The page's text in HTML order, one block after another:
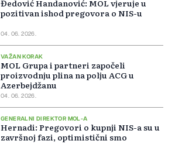
Đedović Handanović: MOL vjeruje u
pozitivan ishod pregovora o NIS-u
04. 06. 2026.
VAŽAN KORAK
MOL Grupa i partneri započeli
proizvodnju plina na polju ACG u
Azerbejdžanu
04. 06. 2026.
GENERALNI DIREKTOR MOL-A
Hernadi: Pregovori o kupnji NIS-a su u
završnoj fazi, optimistični smo